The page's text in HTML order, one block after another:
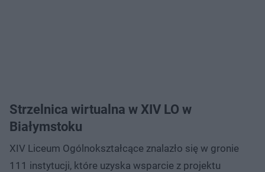
Strzelnica wirtualna w XIV LO w
Białymstoku
XIV Liceum Ogólnokształcące znalazło się w gronie
111 instytucji, które uzyska wsparcie z projektu